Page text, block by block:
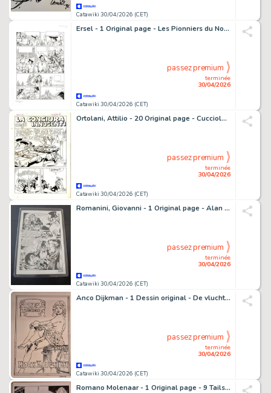
Catawiki 30/04/2026 (CET)
Ersel - 1 Original page - Les Pionniers du Nouveau Monde - T18 Le grand rendez-vous - 2011
Catawiki 30/04/2026 (CET)
terminée
30/04/2026
passez premium
Ortolani, Attilio - 20 Original page - Cucciolo #15 - "La congiura degli innocenti" - Complete Original Story - 1971
Catawiki 30/04/2026 (CET)
terminée
30/04/2026
passez premium
Romanini, Giovanni - 1 Original page - Alan Ford - n. 124 Un dì così
Catawiki 30/04/2026 (CET)
terminée
30/04/2026
passez premium
Anco Dijkman - 1 Dessin original - De vlucht van de Condor - Rotkäppchen - 2021
Catawiki 30/04/2026 (CET)
terminée
30/04/2026
passez premium
Romano Molenaar - 1 Original page - 9 Tails - Pagina 8 - 2021